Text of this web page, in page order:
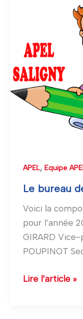
APEL,Equipe
Le bureau
Voici la
pour l’année
GIRARD
POUPINOT
2018
Lire l’article »